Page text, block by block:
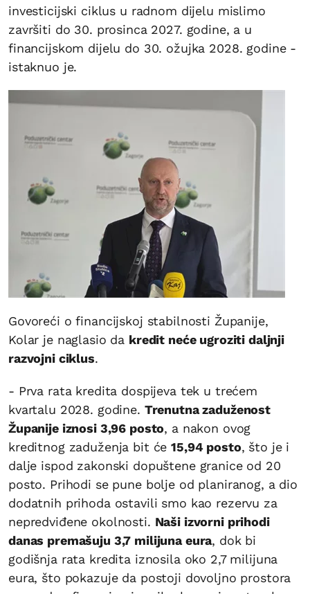
investicijski ciklus u radnom dijelu mislimo
završiti do 30. prosinca 2027. godine, a u
financijskom dijelu do 30. ožujka 2028. godine -
istaknuo je.
Govoreći o financijskoj stabilnosti Županije,
Kolar je naglasio da kredit neće ugroziti daljnji
razvojni ciklus.
- Prva rata kredita dospijeva tek u trećem
kvartalu 2028. godine. Trenutna zaduženost
Županije iznosi 3,96 posto, a nakon ovog
kreditnog zaduženja bit će15,94 posto, što je i
dalje ispod zakonski dopuštene granice od 20
posto. Prihodi se pune bolje od planiranog, a dio
dodatnih prihoda ostavili smo kao rezervu za
nepredviđene okolnosti. Naši izvorni prihodi
danas premašuju 3,7 milijuna eura, dok bi
godišnja rata kredita iznosila oko 2,7 milijuna
eura, što pokazuje da postoji dovoljno prostora